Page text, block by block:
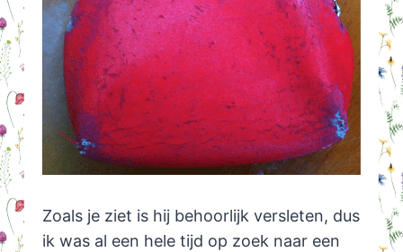
Zoals je ziet is hij behoorlijk versleten, dus
ik was al een hele tijd op zoek naar een